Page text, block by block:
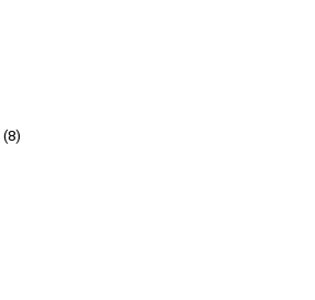
(8)